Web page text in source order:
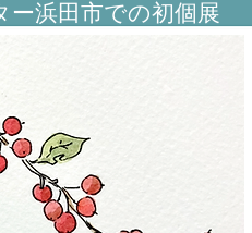
浜田市での初個展